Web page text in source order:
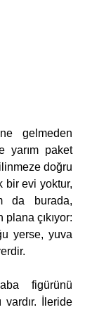
gelmeden
yarım paket
doğru
bir evi yoktur,
da burada,
plana çıkıyor:
yerse, yuva
figürünü
vardır. İleride